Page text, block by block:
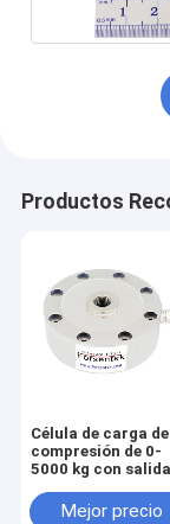
Productos
Célula de carga de
compresión de 0-
5000 kg con salida
20mAMejor precio